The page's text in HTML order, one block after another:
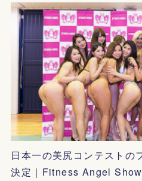
日本一の美尻コンテストの
決定｜Fitness Angel